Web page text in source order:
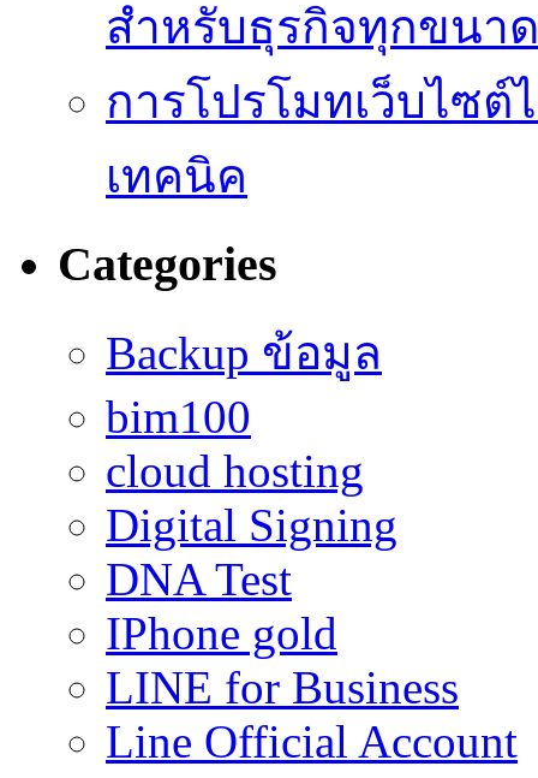
สำหรับธุรกิจทุกขนาด
การโปรโมทเว็บไซต์
เทคนิค
Categories
Backup ข้อมูล
bim100
cloud hosting
Digital Signing
DNA Test
IPhone gold
LINE for Business
Line Official Account